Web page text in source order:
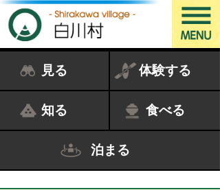
見る 体験する
知る 食べる
泊まる